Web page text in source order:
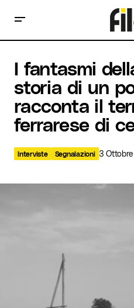
territorio ferrarese di cent’anni
I fantasmi
storia di un
racconta il
ferrarese di
Interviste Segnalazioni 3